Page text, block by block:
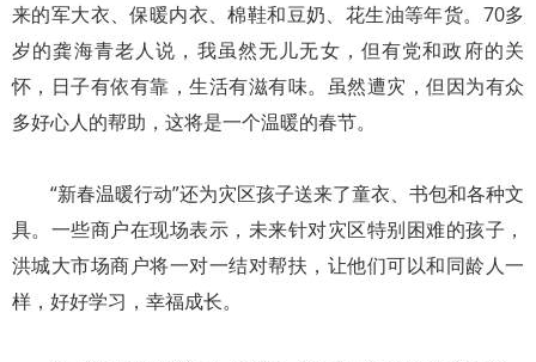
来的军大衣、保暖内衣、棉鞋和豆奶、花生油等年货。70多
岁的龚海青老人说，我虽然无儿无女，但有党和政府的关
怀，日子有依有靠，生活有滋有味。虽然遭灾，但因为有众
多好心人的帮助，这将是一个温暖的春节。
“新春温暖行动”还为灾区孩子送来了童衣、书包和各种文
具。一些商户在现场表示，未来针对灾区特别困难的孩子，
洪城大市场商户将一对一结对帮扶，让他们可以和同龄人一
样，好好学习，幸福成长。